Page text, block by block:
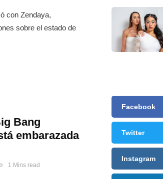
con Zendaya,
sobre el estado de
Bang
embarazada
1 Mins read
Facebook
Twitter
Instagram